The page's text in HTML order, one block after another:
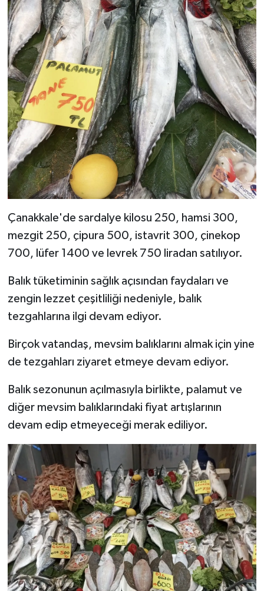
Çanakkale'de sardalye kilosu 250, hamsi 300,
mezgit 250, çipura 500, istavrit 300, çinekop
700, lüfer 1400 ve levrek 750 liradan satılıyor.
Balık tüketiminin sağlık açısından faydaları ve
zengin lezzet çeşitliliği nedeniyle, balık
tezgahlarına ilgi devam ediyor.
Birçok vatandaş, mevsim balıklarını almak için yine
de tezgahları ziyaret etmeye devam ediyor.
Balık sezonunun açılmasıyla birlikte, palamut ve
diğer mevsim balıklarındaki fiyat artışlarının
devam edip etmeyeceği merak ediliyor.